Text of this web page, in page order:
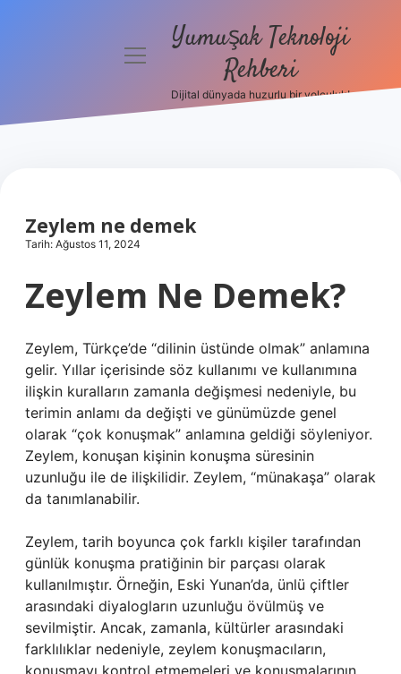
Hakkımızda
menüyüYumuşak Teknoloji
Rehberi
Dijital dünyada huzurlu bir yolculuk!
Zeylem ne demek
Tarih: Ağustos 11, 2024
Zeylem Ne Demek?
Zeylem, Türkçe’de “dilinin üstünde olmak” anlamına
gelir. Yıllar içerisinde söz kullanımı ve kullanımına
ilişkin kuralların zamanla değişmesi nedeniyle, bu
terimin anlamı da değişti ve günümüzde genel
olarak “çok konuşmak” anlamına geldiği söyleniyor.
Zeylem, konuşan kişinin konuşma süresinin
uzunluğu ile de ilişkilidir. Zeylem, “münakaşa” olarak
da tanımlanabilir.
Zeylem, tarih boyunca çok farklı kişiler tarafından
günlük konuşma pratiğinin bir parçası olarak
kullanılmıştır. Örneğin, Eski Yunan’da, ünlü çiftler
arasındaki diyalogların uzunluğu övülmüş ve
sevilmiştir. Ancak, zamanla, kültürler arasındaki
farklılıklar nedeniyle, zeylem konuşmacıların,
konuşmayı kontrol etmemeleri ve konuşmalarının